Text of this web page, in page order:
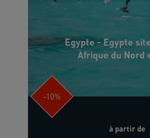
Egypte - Egypte
Afrique du Nord
-10%
à partir de